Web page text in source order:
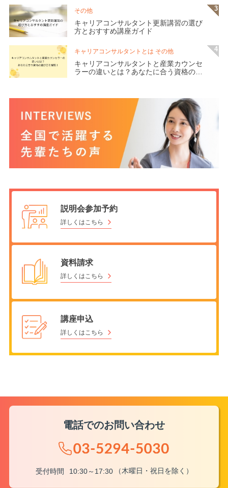
その他
キャリアコンサルタント更新講習の選び
方とおすすめ講座ガイド
キャリアコンサルタントとは その他
キャリアコンサルタントと産業カウンセ
ラーの違いとは？あなたに合う資格の選
説明会参加予約
詳しくはこちら
資料請求
詳しくはこちら
講座申込
詳しくはこちら
電話でのお問い合わせ
受付時間 10:30～17:30 （木曜日・祝日を除く）